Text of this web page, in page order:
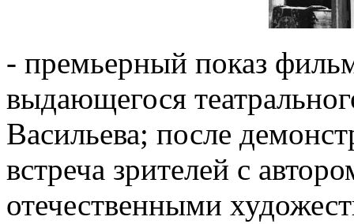
- премьерный показ
выдающегося
Васильева; после
встреча зрителей с
отечественными